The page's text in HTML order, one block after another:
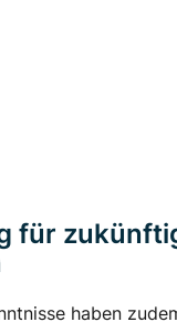
für
haben